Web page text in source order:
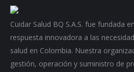
Cuidar Salud BQ S.A.S. fue fundada
respuesta innovadora a las
salud en Colombia. Nuestra
gestión, operación y suministro de